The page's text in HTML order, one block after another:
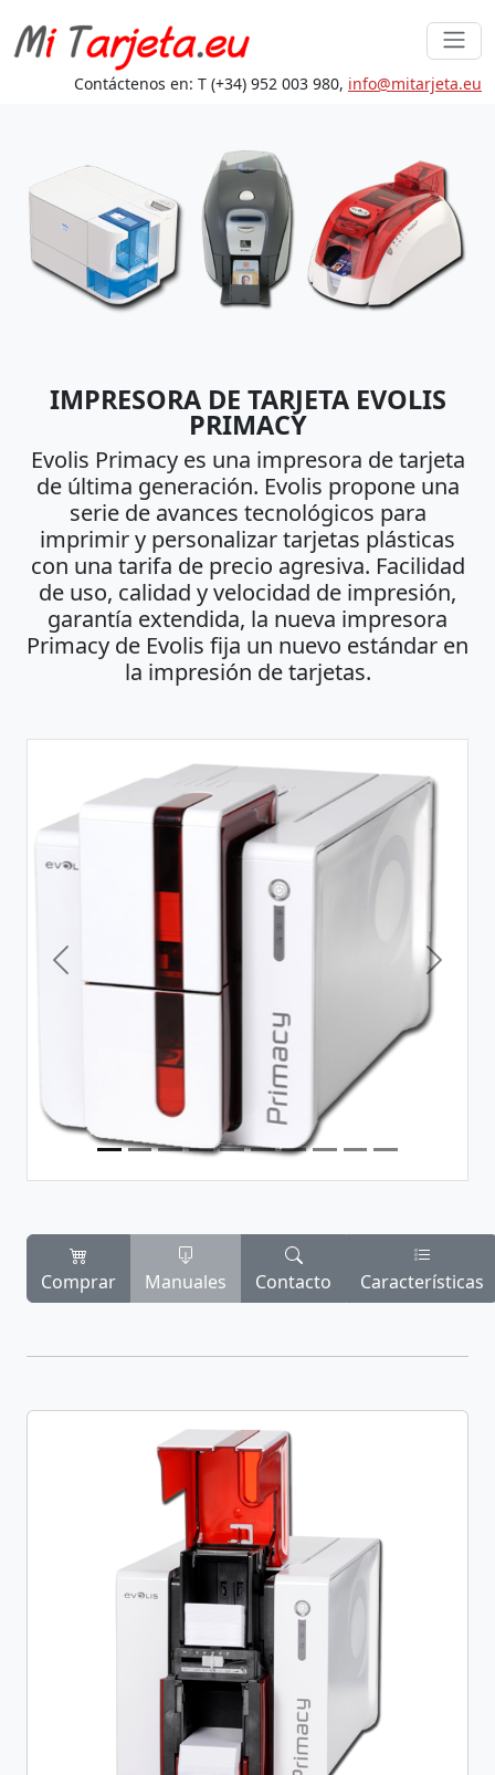
Contáctenos en: T (+34) 952 003 980, info@mitarjeta.eu
IMPRESORA DE TARJETA EVOLIS
PRIMACY
Evolis Primacy es una impresora de tarjeta
de última generación. Evolis propone una
serie de avances tecnológicos para
imprimir y personalizar tarjetas plásticas
con una tarifa de precio agresiva. Facilidad
de uso, calidad y velocidad de impresión,
garantía extendida, la nueva impresora
Primacy de Evolis fija un nuevo estándar en
la impresión de tarjetas.
Previous Next
Comprar Manuales Contacto Características